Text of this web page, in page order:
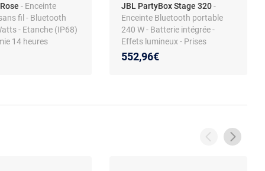
- Enceinte
fil - Bluetooth
- Etanche (IP68)
14 heures
JBL PartyBox Stage 320-
Enceinte Bluetooth portable
240 W - Batterie intégrée -
Effets lumineux - Prises
micro/guitare - Bluetooth
5.4/USB/AUX - IPX4 - Poignée
552,96€